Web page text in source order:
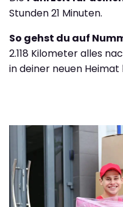
Stunden 21 Minuten.
So gehst du auf
2.118 Kilometer alles
in deiner neuen Heimat